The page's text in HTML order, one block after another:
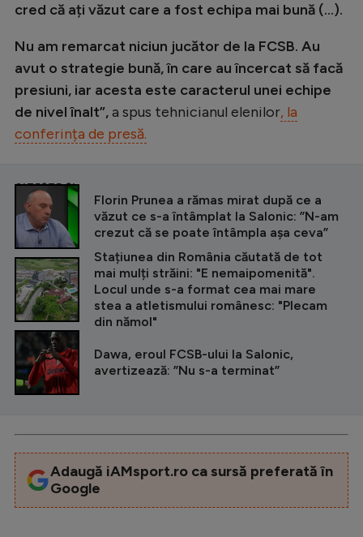
cred că ați văzut care a fost echipa mai bună (...).
Nu am remarcat niciun jucător de la FCSB. Au
avut o strategie bună, în care au încercat să facă
presiuni, iar acesta este caracterul unei echipe
de nivel înalt”,a spus tehnicianul elenilor, la
conferința de presă.
CITEȘTE ȘI
Florin Prunea a rămas mirat după ce a
văzut ce s-a întâmplat la Salonic: ”N-am
crezut că se poate întâmpla așa ceva”
Stațiunea din România căutată de tot
mai mulți străini: "E nemaipomenită".
Locul unde s-a format cea mai mare
stea a atletismului românesc: "Plecam
din nămol"
Dawa, eroul FCSB-ului la Salonic,
avertizează: ”Nu s-a terminat”
Adaugă iAMsport.ro ca sursă preferată în
Google